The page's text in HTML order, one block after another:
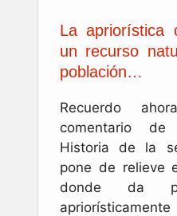
La apriorística
un recurso
población…
Recuerdo
comentario
Historia de la
pone de relieve
donde da